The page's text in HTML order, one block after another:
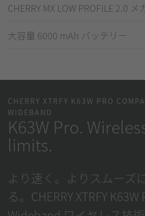
CHERRY MX LOW PROFILE 2.0
大容量 6000 mAh バッテリー
CHERRY XTRFY K63W PRO
WIDEBAND
K63W Pro.
limits.
より速く。よりスムーズ
る。CHERRY XTRFY